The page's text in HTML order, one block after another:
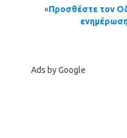
«Προσθέστε τον
Ads by Google